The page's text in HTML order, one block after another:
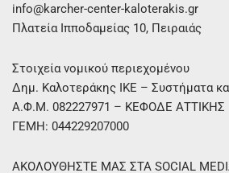
info@karcher-center-kaloterakis.gr
Πλατεία Ιπποδαμείας 10, Πειραιάς
Στοιχεία νομικού περιεχομένου
Δημ. Καλοτεράκης ΙΚΕ – Συστήματα
Α.Φ.Μ. 082227971 – ΚΕΦΟΔΕ ΑΤΤΙΚΗΣ
ΓΕΜΗ: 044229207000
ΑΚΟΛΟΥΘΗΣΤΕ ΜΑΣ ΣΤΑ SOCIAL